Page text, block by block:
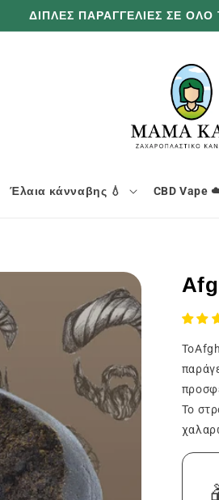
ΔΙΠΛΕΣ ΠΑΡΑΓΓΕΛΙΕΣ ΣΕ ΟΛΟ
Έλαια κάνναβης 💧 CBD Vape
Το